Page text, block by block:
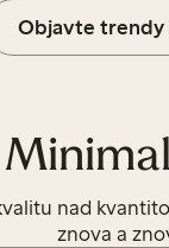
Objavte trendy
nad
znova a